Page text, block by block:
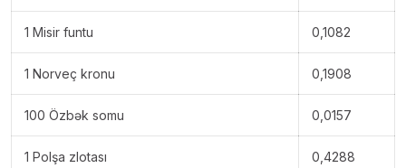
1 Misir funtu 0,1082
1 Norveç kronu 0,1908
100 Özbək somu 0,0157
1 Polşa zlotası 0,4288